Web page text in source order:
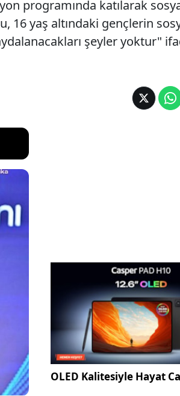
programında katılarak
16 yaş altındaki gençlerin
şeyler yoktur"
OLED Kalitesiyle Hayat